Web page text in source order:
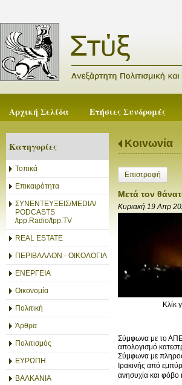
Αρχική Σελίδα Ετήσιες Συνδρομές
Κατηγορίες
Τοπικά
Επικαιρότητα
ΣΥΝΕΝΤΕΥΞΕΙΣ/MEDIA/
PODCASTS
/tpp.Radio/tpp.TV
REAL ESTATE
ΠΕΡΙΒΑΛΛΟΝ - ΟΙΚΟΛΟΓΙΑ
ΕΝΕΡΓΕΙΑ
Οικονομία
Πολιτική
Άρθρα
Πολιτισμός
ΕΥΡΩΠΗ
ΒΑΛΚΑΝΙΑ
Κοινωνία
Επιστροφή
Μετά τον
Κυριακή 19 Απρ
Κλίκ
Σύμφωνα με το ΑΠΕ
απολογισμό
Σύμφωνα με
Ιρακινής από
ανησυχία και φόβο